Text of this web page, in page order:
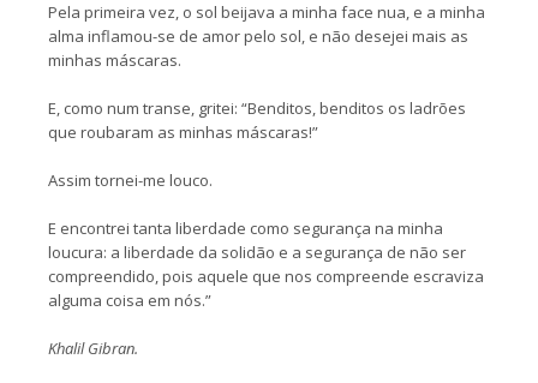
Pela primeira vez, o sol beijava a minha face nua, e a minha
alma inflamou-se de amor pelo sol, e não desejei mais as
minhas máscaras.
E, como num transe, gritei: “Benditos, benditos os ladrões
que roubaram as minhas máscaras!”
Assim tornei-me louco.
E encontrei tanta liberdade como segurança na minha
loucura: a liberdade da solidão e a segurança de não ser
compreendido, pois aquele que nos compreende escraviza
alguma coisa em nós.”
Khalil Gibran.